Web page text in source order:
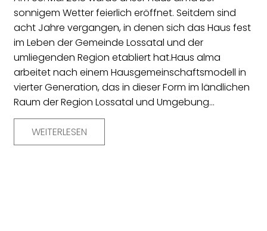
sonnigem Wetter feierlich eröffnet. Seitdem sind
acht Jahre vergangen, in denen sich das Haus fest
im Leben der Gemeinde Lossatal und der
umliegenden Region etabliert hat.Haus alma
arbeitet nach einem Hausgemeinschaftsmodell in
vierter Generation, das in dieser Form im ländlichen
Raum der Region Lossatal und Umgebung…
WEITERLESEN